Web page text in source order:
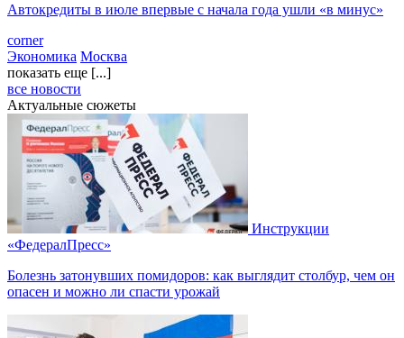
Автокредиты в июле впервые с начала года ушли «в минус»
corner
Экономика Москва
показать еще [...]
все новости
Актуальные сюжеты
Инструкции
«ФедералПресс»
Болезнь затонувших помидоров: как выглядит столбур, чем он
опасен и можно ли спасти урожай